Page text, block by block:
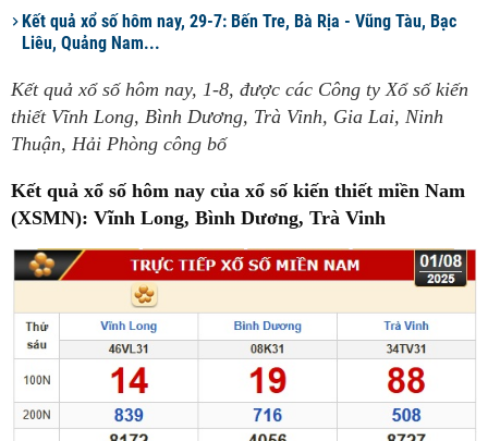
Kết quả xổ số hôm nay, 29-7: Bến Tre, Bà Rịa - Vũng Tàu, Bạc
Liêu, Quảng Nam...
Kết quả xổ số hôm nay, 1-8, được các Công ty Xổ số kiến
thiết Vĩnh Long, Bình Dương, Trà Vinh, Gia Lai, Ninh
Thuận, Hải Phòng công bố
Kết quả xổ số hôm nay của xổ số kiến thiết miền Nam
(XSMN): Vĩnh Long, Bình Dương, Trà Vinh